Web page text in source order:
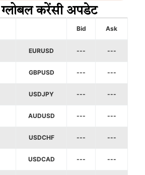
ग्लोबल करेंसी अपडेट
Bid Ask
EURUSD --- ---
GBPUSD --- ---
USDJPY --- ---
AUDUSD --- ---
USDCHF --- ---
USDCAD --- ---